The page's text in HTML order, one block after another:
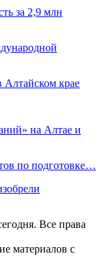
за 2,9 млн
Алтайском крае
на Алтае и
по подготовке…
Все права
материалов с